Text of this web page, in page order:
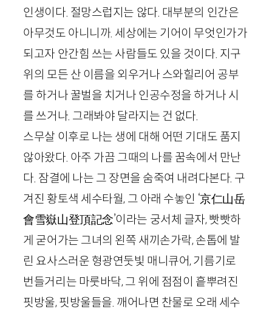
인생이다. 절망스럽지는 않다. 대부분의 인간은
아무것도 아니니까. 세상에는 기어이 무엇인가가
되고자 안간힘 쓰는 사람들도 있을 것이다. 지구
위의 모든 산 이름을 외우거나 스와힐리어 공부
를 하거나 꿀벌을 치거나 인공수정을 하거나 시
를 쓰거나. 그래봐야 달라지는 건 없다.
스무살 이후로 나는 생에 대해 어떤 기대도 품지
않아왔다. 아주 가끔 그때의 나를 꿈속에서 만난
다. 잠결에 나는 그 장면을 숨죽여 내려다본다. 구
겨진 황토색 세수타월, 그 아래 수놓인 ‘京仁山岳
會雪嶽山登頂記念’이라는 궁서체 글자, 빳빳하
게 굳어가는 그녀의 왼쪽 새끼손가락, 손톱에 발
린 요사스러운 형광연둣빛 매니큐어, 기름기로
번들거리는 마룻바닥, 그 위에 점점이 흩뿌려진
핏방울, 핏방울들을. 깨어나면 찬물로 오래 세수